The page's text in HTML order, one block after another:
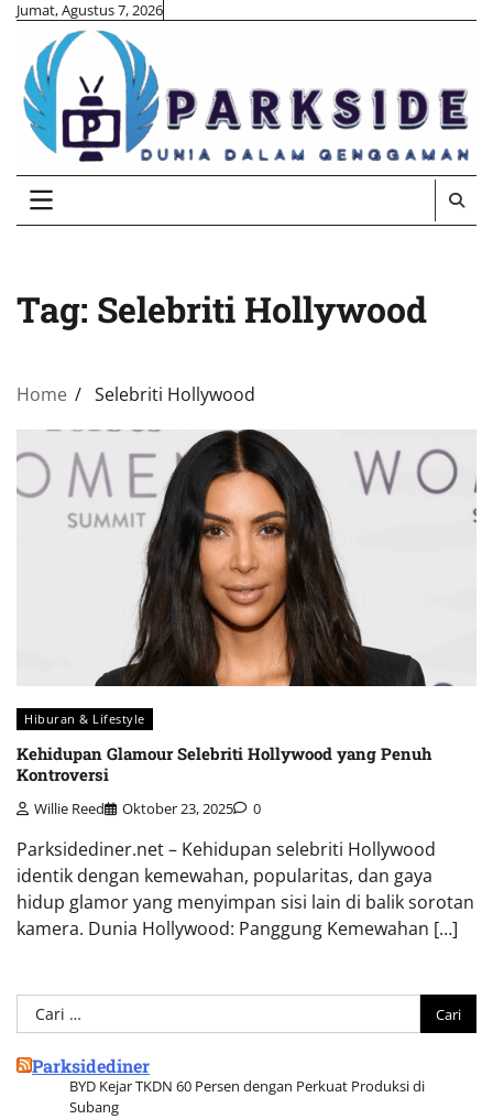
Skip
content
Jumat, Agustus 7, 2026
Tag: Selebriti Hollywood
Home Selebriti Hollywood
Hiburan & Lifestyle
Kehidupan Glamour Selebriti Hollywood yang Penuh
Kontroversi
Willie Reed Oktober 23, 2025 0
Parksidediner.net – Kehidupan selebriti Hollywood
identik dengan kemewahan, popularitas, dan gaya
hidup glamor yang menyimpan sisi lain di balik sorotan
kamera. Dunia Hollywood: Panggung Kemewahan […]
Cari
untuk:
Parksidediner
BYD Kejar TKDN 60 Persen dengan Perkuat Produksi di
Subang